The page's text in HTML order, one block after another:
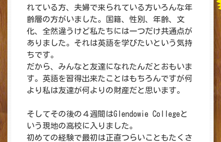
れている方、夫婦で来られている方いろんな年
齢層の方がいました。国籍、性別、年齢、文
化、全然違うけど私たちには一つだけ共通点が
ありました。それは英語を学びたいという気持
ちです。
だから、みんなと友達になれたんだとおもいま
す。英語を習得出来たことはもちろんですが何
より私は友達が何よりの財産だと思います。
そしてその後の４週間はGlendowie Collegeと
いう現地の高校に入りました。
初めての経験で最初は正直つらいこともたくさ